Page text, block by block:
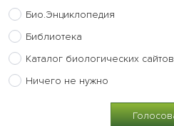
Био.Энциклопедия
Библиотека
Каталог биологических сайтов
Ничего не нужно